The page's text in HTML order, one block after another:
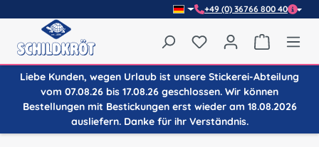
+49 (0) 36766 800 40
Du hast 0 Produkte
Liebe Kunden, wegen Urlaub ist unsere Stickerei-Abteilung
vom 07.08.26 bis 17.08.26 geschlossen. Wir können
Bestellungen mit Bestickungen erst wieder am 18.08.2026
ausliefern. Danke für ihr Verständnis.